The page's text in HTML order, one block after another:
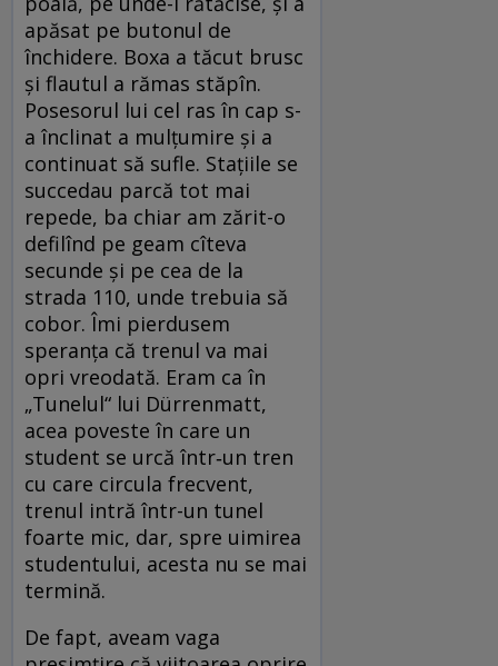
apăsat pe butonul de
închidere. Boxa a tăcut brusc
și flautul a rămas stăpîn.
Posesorul lui cel ras în cap s-
a înclinat a mulțumire și a
continuat să sufle. Stațiile se
succedau parcă tot mai
repede, ba chiar am zărit-o
defilînd pe geam cîteva
secunde și pe cea de la
strada 110, unde trebuia să
cobor. Îmi pierdusem
speranța că trenul va mai
opri vreodată. Eram ca în
„Tunelul“ lui Dürrenmatt,
acea poveste în care un
student se urcă într‑un tren
cu care circula frecvent,
trenul intră într-un tunel
foarte mic, dar, spre uimirea
studentului, acesta nu se mai
termină.
De fapt, aveam vaga